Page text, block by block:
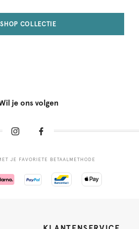
SHOP COLLECTIE
je ons volgen
JE FAVORIETE BETAALMETHODE